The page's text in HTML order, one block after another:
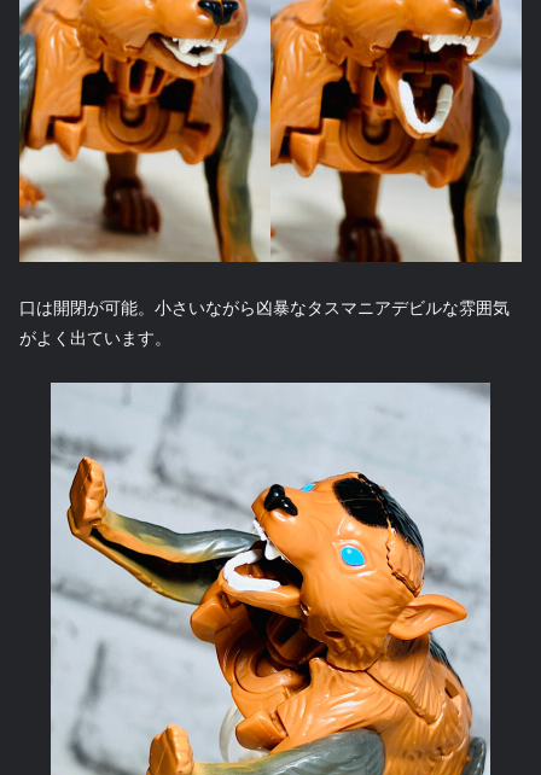
口は開閉が可能。小さいながら凶暴なタスマニアデビルな雰囲気
がよく出ています。